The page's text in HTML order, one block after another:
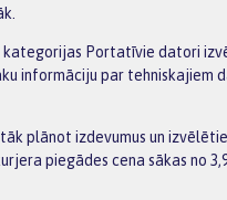
Portatīvie datori
informāciju par tehniskajiem
plānot izdevumus un
piegādes cena sākas no